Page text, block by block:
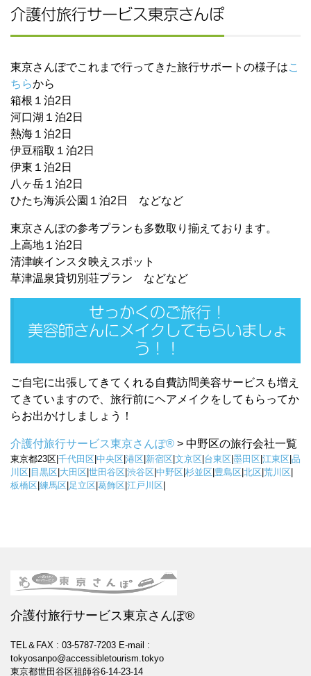
介護付旅行サービス東京さんぽ
東京さんぽでこれまで行ってきた旅行サポートの様子はこ
ちらから
箱根１泊2日
河口湖１泊2日
熱海１泊2日
伊豆稲取１泊2日
伊東１泊2日
八ヶ岳１泊2日
ひたち海浜公園１泊2日 などなど
東京さんぽの参考プランも多数取り揃えております。
上高地１泊2日
清津峡インスタ映えスポット
草津温泉貸切別荘プラン などなど
せっかくのご旅行！
美容師さんにメイクしてもらいましょ
う！！
ご自宅に出張してきてくれる自費訪問美容サービスも増え
てきていますので、旅行前にヘアメイクをしてもらってか
らお出かけしましょう！
介護付旅行サービス東京さんぽ® > 中野区の旅行会社一覧
東京都23区|千代田区|中央区|港区|新宿区|文京区|台東区|墨田区|江東区|品
川区|目黒区|大田区|世田谷区|渋谷区|中野区|杉並区|豊島区|北区|荒川区|
板橋区|練馬区|足立区|葛飾区|江戸川区|
介護付旅行サービス東京さんぽ®
TEL＆FAX : 03-5787-7203 E-mail :
tokyosanpo@accessibletourism.tokyo
東京都世田谷区祖師谷6-14-23-14